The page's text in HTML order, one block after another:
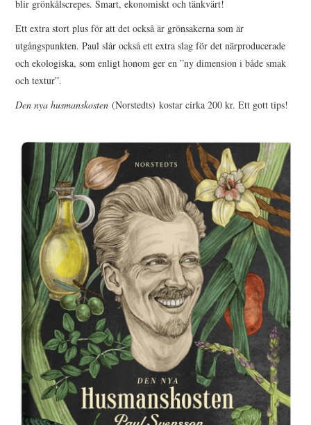
blir grönkålscrepes. Smart, ekonomiskt och tänkvärt!
Ett extra stort plus för att det också är grönsakerna som är
utgångspunkten. Paul slår också ett extra slag för det närproducerade
och ekologiska, som enligt honom ger en ”ny dimension i både smak
och textur”.
Den nya husmanskosten (Norstedts) kostar cirka 200 kr. Ett gott tips!